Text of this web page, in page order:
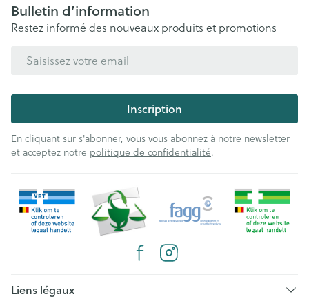
Bulletin d’information
Restez informé des nouveaux produits et promotions
Inscription
En cliquant sur s'abonner, vous vous abonnez à notre newsletter
et acceptez notre politique de confidentialité.
Liens légaux